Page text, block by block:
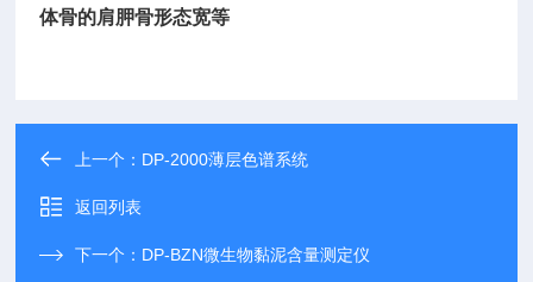
体骨的肩胛骨形态宽等
上一个： DP-2000薄层色谱系统
返回列表
下一个： DP-BZN微生物黏泥含量测定仪